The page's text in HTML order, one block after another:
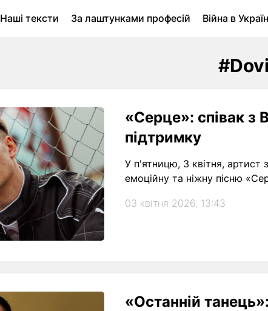
Наші тексти За лаштунками професій Війна в
#Dovi
«Серце»: співак з
підтримку
У п'ятницю, 3 квітня, артист
емоційну та ніжну пісню
03 квітня 2026, 13:43
«Останній